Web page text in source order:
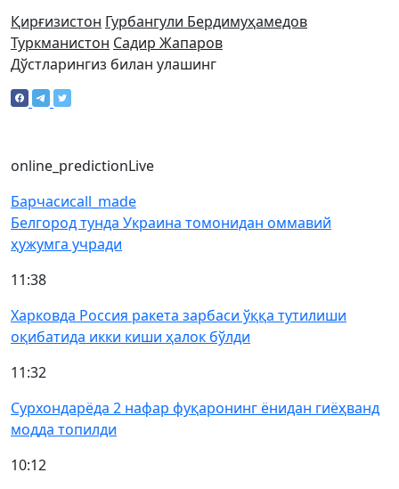
Қирғизистон Гурбангули Бердимуҳамедов
Туркманистон Садир Жапаров
Дўстларингиз билан улашинг
online_predictionLive
Барчасиcall_made
Белгород тунда Украина томонидан оммавий
ҳужумга учради
11:38
Харковда Россия ракета зарбаси ўққа тутилиши
оқибатида икки киши ҳалок бўлди
11:32
Сурхондарёда 2 нафар фуқаронинг ёнидан гиёҳванд
модда топилди
10:12